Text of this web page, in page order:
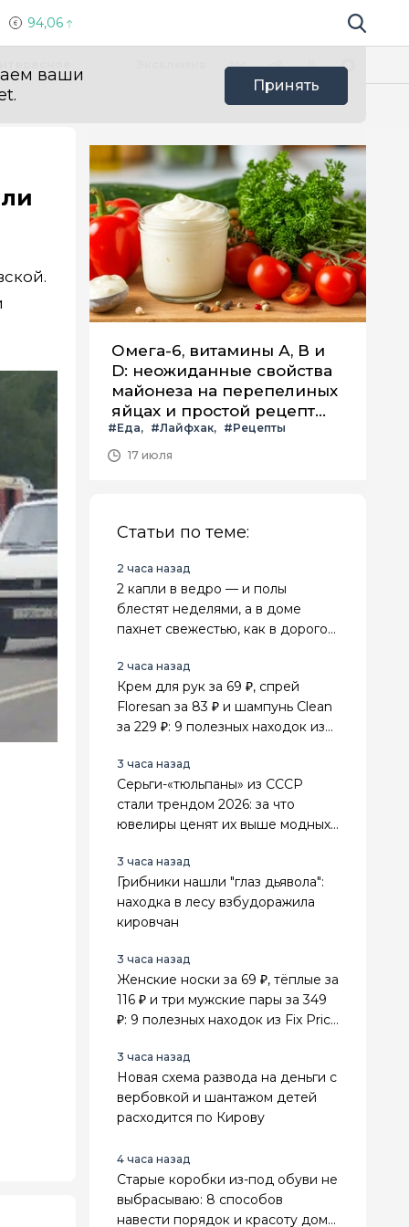
94,06 Поиск по
ваши
Принять
Омега-6, витамины А, В и
D: неожиданные свойства
майонеза на перепелиных
яйцах и простой рецепт
летнего салата с ним
#Еда #Лайфхак
#Рецепты
17 июля
Статьи по теме:
2 часа назад
2 капли в ведро — и полы
блестят неделями, а в доме
пахнет свежестью, как в дорогом
2 часа назад
Крем для рук за 69 ₽, спрей
Floresan за 83 ₽ и шампунь Clean
за 229 ₽: 9 полезных находок из
3 часа назад
Серьги-«тюльпаны» из СССР
стали трендом 2026: за что
ювелиры ценят их выше модных
3 часа назад
Грибники нашли "глаз дьявола":
находка в лесу взбудоражила
кировчан
3 часа назад
Женские носки за 69 ₽, тёплые за
116 ₽ и три мужские пары за 349
₽: 9 полезных находок из Fix Price
3 часа назад
Новая схема развода на деньги с
вербовкой и шантажом детей
расходится по Кирову
4 часа назад
Старые коробки из-под обуви не
выбрасываю: 8 способов
навести порядок и красоту дома